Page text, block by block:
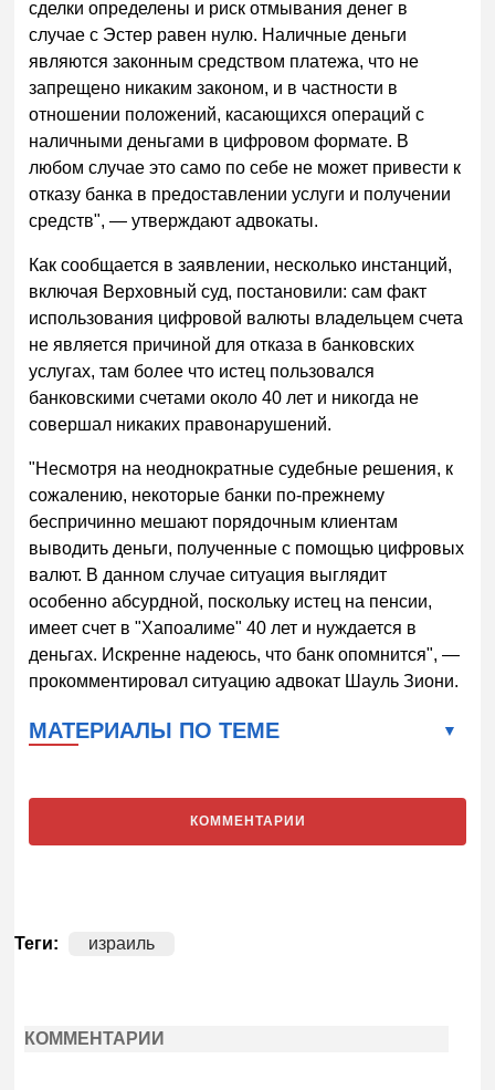
сделки определены и риск отмывания денег в
случае с Эстер равен нулю. Наличные деньги
являются законным средством платежа, что не
запрещено никаким законом, и в частности в
отношении положений, касающихся операций с
наличными деньгами в цифровом формате. В
любом случае это само по себе не может привести к
отказу банка в предоставлении услуги и получении
средств", — утверждают адвокаты.
Как сообщается в заявлении, несколько инстанций,
включая Верховный суд, постановили: сам факт
использования цифровой валюты владельцем счета
не является причиной для отказа в банковских
услугах, там более что истец пользовался
банковскими счетами около 40 лет и никогда не
совершал никаких правонарушений.
"Несмотря на неоднократные судебные решения, к
сожалению, некоторые банки по-прежнему
беспричинно мешают порядочным клиентам
выводить деньги, полученные с помощью цифровых
валют. В данном случае ситуация выглядит
особенно абсурдной, поскольку истец на пенсии,
имеет счет в "Хапоалиме" 40 лет и нуждается в
деньгах. Искренне надеюсь, что банк опомнится", —
прокомментировал ситуацию адвокат Шауль Зиони.
МАТЕРИАЛЫ ПО ТЕМЕ
КОММЕНТАРИИ
Теги: израиль
КОММЕНТАРИИ